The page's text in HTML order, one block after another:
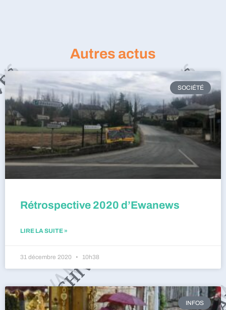
Autres actus
SOCIÉTÉ
Rétrospective 2020 d’Ewanews
LIRE LA SUITE »
31 décembre 2020 10h38
INFOS